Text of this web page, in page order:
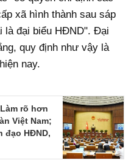
xã hình thành sau sáp
là đại biểu HĐND". Đại
quy định như vậy là
nay.
rõ hơn
Việt Nam;
đạo HĐND,